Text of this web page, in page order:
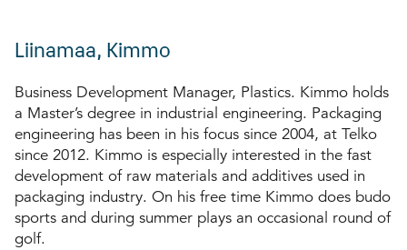
Liinamaa, Kimmo
Business Development Manager, Plastics. Kimmo holds
a Master’s degree in industrial engineering. Packaging
engineering has been in his focus since 2004, at Telko
since 2012. Kimmo is especially interested in the fast
development of raw materials and additives used in
packaging industry. On his free time Kimmo does budo
sports and during summer plays an occasional round of
golf.